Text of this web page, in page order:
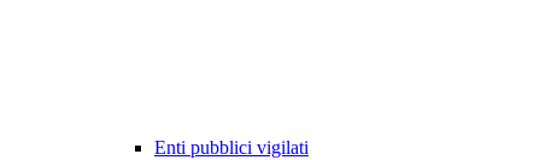
Enti pubblici vigilati